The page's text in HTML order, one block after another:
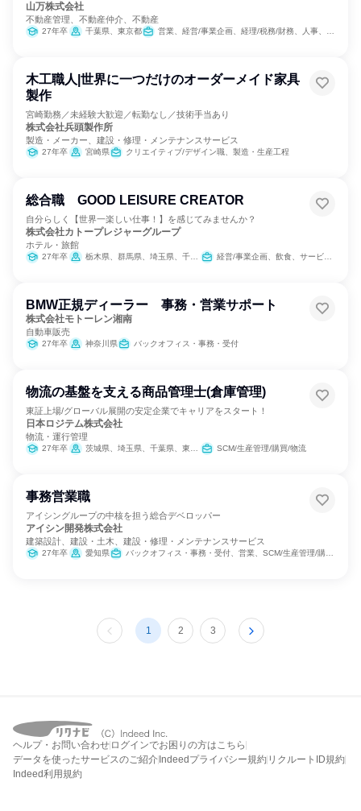
山万株式会社
不動産管理、不動産仲介、不動産
27年卒 千葉県、東京都 営業、経営/事業企画、経理/税務/財務、人事、製造・生産工程、クリエイティブ/デザイン職、建築/土木/プラント専門職
木工職人|世界に一つだけのオーダーメイド家具
製作
宮崎勤務／未経験大歓迎／転勤なし／技術手当あり
株式会社兵頭製作所
製造・メーカー、建設・修理・メンテナンスサービス
27年卒 宮崎県 クリエイティブ/デザイン職、製造・生産工程
総合職 GOOD LEISURE CREATOR
自分らしく【世界一楽しい仕事！】を感じてみませんか？
株式会社カトープレジャーグループ
ホテル・旅館
27年卒 栃木県、群馬県、埼玉県、千葉県、東京都、神奈川県、山梨県、長野県、岐阜県、静岡県、愛知県、三重県、京都府、大阪府、兵庫県、奈良県、福岡県、佐賀県、長崎県、熊本県、大分県、沖縄県 経営/事業企画、飲食、サービス/接客、小売販売/流通、営業、マーケティング・広告・宣伝
BMW正規ディーラー 事務・営業サポート
株式会社モトーレン湘南
自動車販売
27年卒 神奈川県 バックオフィス・事務・受付
物流の基盤を支える商品管理士(倉庫管理)
東証上場/グローバル展開の安定企業でキャリアをスタート！
日本ロジテム株式会社
物流・運行管理
27年卒 茨城県、埼玉県、千葉県、東京都、神奈川県、静岡県、愛知県 SCM/生産管理/購買/物流
事務営業職
アイシングループの中核を担う総合デベロッパー
アイシン開発株式会社
建築設計、建設・土木、建設・修理・メンテナンスサービス
27年卒 愛知県 バックオフィス・事務・受付、営業、SCM/生産管理/購買/物流、広報/IR
1 2 3
ヘルプ・お問い合わせ ログインでお困りの方はこちら
データを使ったサービスのご紹介 Indeedプライバシー規約 リクルートID規約
Indeed利用規約